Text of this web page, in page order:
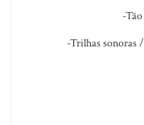
-
-Trilhas sonoras